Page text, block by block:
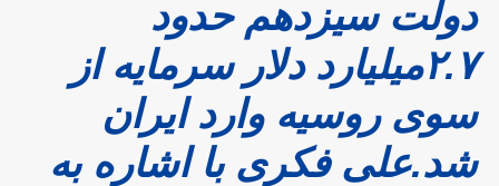
دولت سیزدهم حدود
۲.۷میلیارد دلار سرمایه از
سوی روسیه وارد ایران
شد.علی فکری با اشاره به